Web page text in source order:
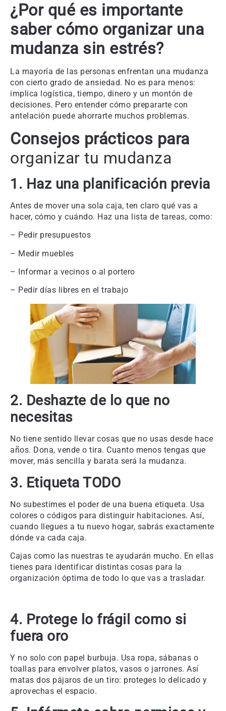
¿Por qué es importante
saber cómo organizar una
mudanza sin estrés?
La mayoría de las personas enfrentan una mudanza
con cierto grado de ansiedad. No es para menos:
implica logística, tiempo, dinero y un montón de
decisiones. Pero entender cómo prepararte con
antelación puede ahorrarte muchos problemas.
Consejos prácticos para
organizar tu mudanza
1. Haz una planificación previa
Antes de mover una sola caja, ten claro qué vas a
hacer, cómo y cuándo. Haz una lista de tareas, como:
– Pedir presupuestos
– Medir muebles
– Informar a vecinos o al portero
– Pedir días libres en el trabajo
2. Deshazte de lo que no
necesitas
No tiene sentido llevar cosas que no usas desde hace
años. Dona, vende o tira. Cuanto menos tengas que
mover, más sencilla y barata será la mudanza.
3. Etiqueta TODO
No subestimes el poder de una buena etiqueta. Usa
colores o códigos para distinguir habitaciones. Así,
cuando llegues a tu nuevo hogar, sabrás exactamente
dónde va cada caja.
Cajas como las nuestras te ayudarán mucho. En ellas
tienes para identificar distintas cosas para la
organización óptima de todo lo que vas a trasladar.
4. Protege lo frágil como si
fuera oro
Y no solo con papel burbuja. Usa ropa, sábanas o
toallas para envolver platos, vasos o jarrones. Así
matas dos pájaros de un tiro: proteges lo delicado y
aprovechas el espacio.